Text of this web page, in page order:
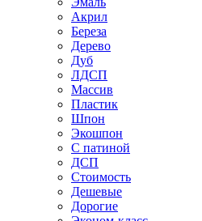
Акрил
Береза
Дерево
Дуб
ЛДСП
Массив
Пластик
Шпон
Экошпон
С патиной
ДСП
Стоимость
Дешевые
Дорогие